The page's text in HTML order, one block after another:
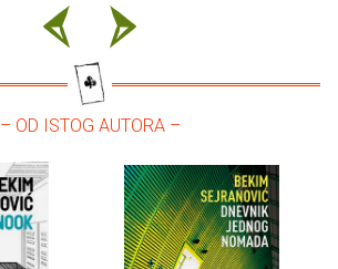
– OD ISTOG AUTORA –